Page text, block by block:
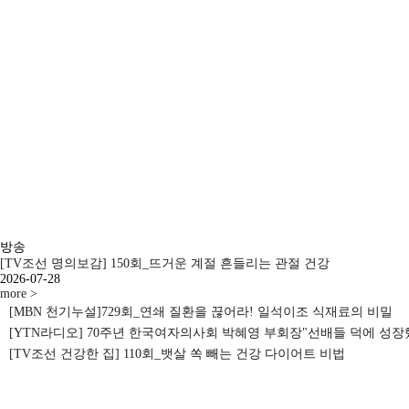
방송
[TV조선 명의보감] 150회_뜨거운 계절 흔들리는 관절 건강
2026-07-28
more >
[MBN 천기누설] 729회_연쇄 질환을 끊어라! 일석이조 식재료의 비밀
[YTN라디오] 70주년 한국여자의사회 박혜영 부회장"선배들 덕에 성
[TV조선 건강한 집] 110회_뱃살 쏙 빼는 건강 다이어트 비법